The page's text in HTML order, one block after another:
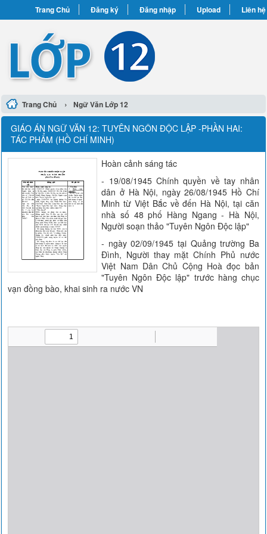
Trang Chủ Đăng ký Đăng nhập Upload Liên hệ
Trang Chủ › Ngữ Văn Lớp 12
GIÁO ÁN NGỮ VĂN 12: TUYÊN NGÔN ĐỘC LẬP -PHẦN HAI:
TÁC PHẨM (HỒ CHÍ MINH)
Hoàn cảnh sáng tác
- 19/08/1945 Chính quyền về tay nhân
dân ở Hà Nội, ngày 26/08/1945 Hồ Chí
Minh từ Việt Bắc về đến Hà Nội, tại căn
nhà số 48 phố Hàng Ngang - Hà Nội,
Người soạn thảo "Tuyên Ngôn Độc lập"
- ngày 02/09/1945 tại Quảng trường Ba
Đình, Người thay mặt Chính Phủ nước
Việt Nam Dân Chủ Cộng Hoà đọc bản
"Tuyên Ngôn Độc lập" trước hàng chục
vạn đồng bào, khai sinh ra nước VN